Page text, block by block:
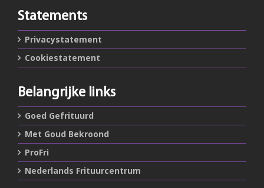
Statements
Privacystatement
Cookiestatement
Belangrijke links
Goed Gefrituurd
Met Goud Bekroond
ProFri
Nederlands Frituurcentrum